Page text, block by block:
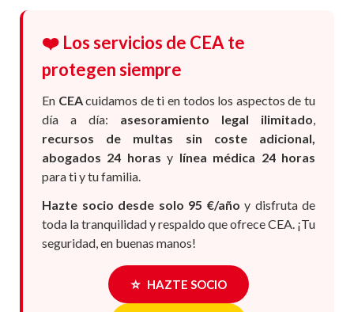
❤️ Los servicios de CEA te
protegen siempre
En CEAcuidamos de ti en todos los aspectos de tu
día a día: asesoramiento legal ilimitado
recursos de multas sin coste adicional,
abogados 24 horas y línea médica 24 horas
para ti y tu familia.
Hazte socio desde solo 95 €/año y disfruta de
toda la tranquilidad y respaldo que ofrece CEA. ¡Tu
seguridad, en buenas manos!
⭐ HAZTE SOCIO